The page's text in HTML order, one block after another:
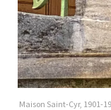
Maison Saint-Cyr, 1901-